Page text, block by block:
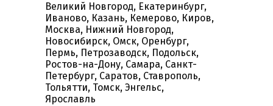
Великий Новгород, Екатеринбург,
Иваново, Казань, Кемерово, Киров,
Москва, Нижний Новгород,
Новосибирск, Омск, Оренбург,
Пермь, Петрозаводск, Подольск,
Ростов-на-Дону, Самара, Санкт-
Петербург, Саратов, Ставрополь,
Тольятти, Томск, Энгельс,
Ярославль